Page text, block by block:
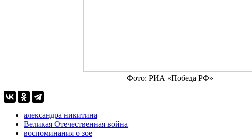
Фото: РИА «Победа РФ»
александра никитина
Великая Отечественная война
воспоминания о зое